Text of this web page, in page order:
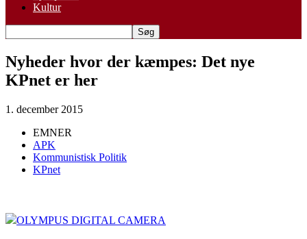
Kultur
Nyheder hvor der kæmpes: Det nye
KPnet er her
1. december 2015
EMNER
APK
Kommunistisk Politik
KPnet